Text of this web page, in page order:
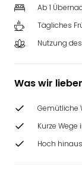
Ab 1
Tägliches
Nutzung
Was wir
Gemütliche
Kurze
Hoch